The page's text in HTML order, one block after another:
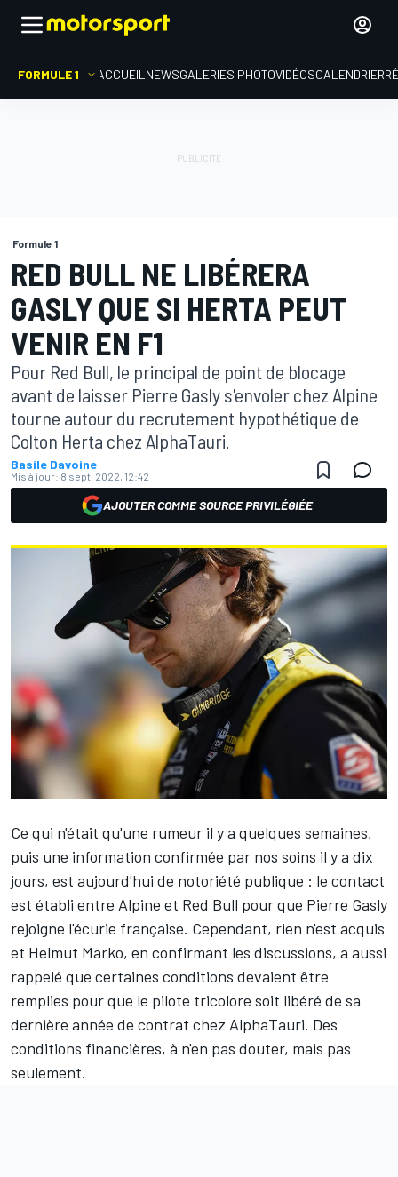
FORMULE 1 ACCUEIL NEWSGALERIES PHOTOVIDÉOSCALENDRIER
Formule 1
RED BULL NE LIBÉRERA
GASLY QUE SI HERTA PEUT
VENIR EN F1
Pour Red Bull, le principal de point de blocage
avant de laisser Pierre Gasly s'envoler chez Alpine
tourne autour du recrutement hypothétique de
Colton Herta chez AlphaTauri.
Basile Davoine
Mis à jour: 8 sept. 2022, 12:42
AJOUTER COMME SOURCE PRIVILÉGIÉE
Ce qui n'était qu'une rumeur il y a quelques semaines,
puis une information confirmée par nos soins il y a dix
jours, est aujourd'hui de notoriété publique : le contact
est établi entre Alpine et Red Bull pour que Pierre Gasly
rejoigne l'écurie française. Cependant, rien n'est acquis
et Helmut Marko, en confirmant les discussions, a aussi
rappelé que certaines conditions devaient être
remplies pour que le pilote tricolore soit libéré de sa
dernière année de contrat chez AlphaTauri. Des
conditions financières, à n'en pas douter, mais pas
seulement.